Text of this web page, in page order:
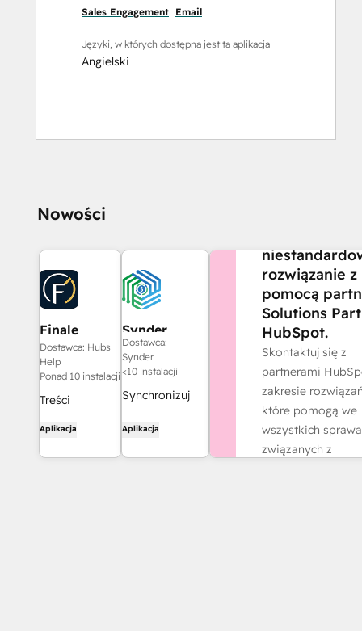
Sales Engagement Email
Języki, w których dostępna jest ta aplikacja
Angielski
Nowości
Finale
Composer
Dostawca: Hubs
Help
Ponad 10 instalacji
Treści
przez sztuczną
Aplikacja
Synder
Dostawca:
Synder
<10 instalacji
Synchronizuj
HubSpot z
QuickBooks,
Aplikacja
rozwiązanie z
pomocą
Solutions
HubSpot.
Skontaktuj się z
partnerami
zakresie
które pomogą we
wszystkich
związanych z